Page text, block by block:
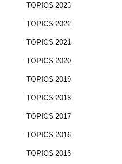
TOPICS 2023
TOPICS 2022
TOPICS 2021
TOPICS 2020
TOPICS 2019
TOPICS 2018
TOPICS 2017
TOPICS 2016
TOPICS 2015